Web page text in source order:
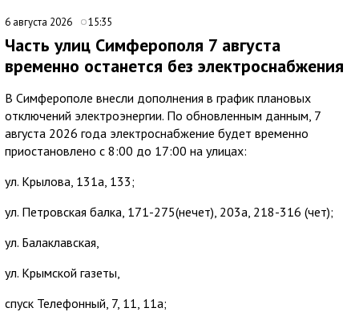
6 августа 2026 15:35
Часть улиц Симферополя 7 августа
временно останется без электроснабжения
В Симферополе внесли дополнения в график плановых
отключений электроэнергии. По обновленным данным, 7
августа 2026 года электроснабжение будет временно
приостановлено с 8:00 до 17:00 на улицах:
ул. Крылова, 131а, 133;
ул. Петровская балка, 171-275(нечет), 203а, 218-316 (чет);
ул. Балаклавская,
ул. Крымской газеты,
спуск Телефонный, 7, 11, 11а;